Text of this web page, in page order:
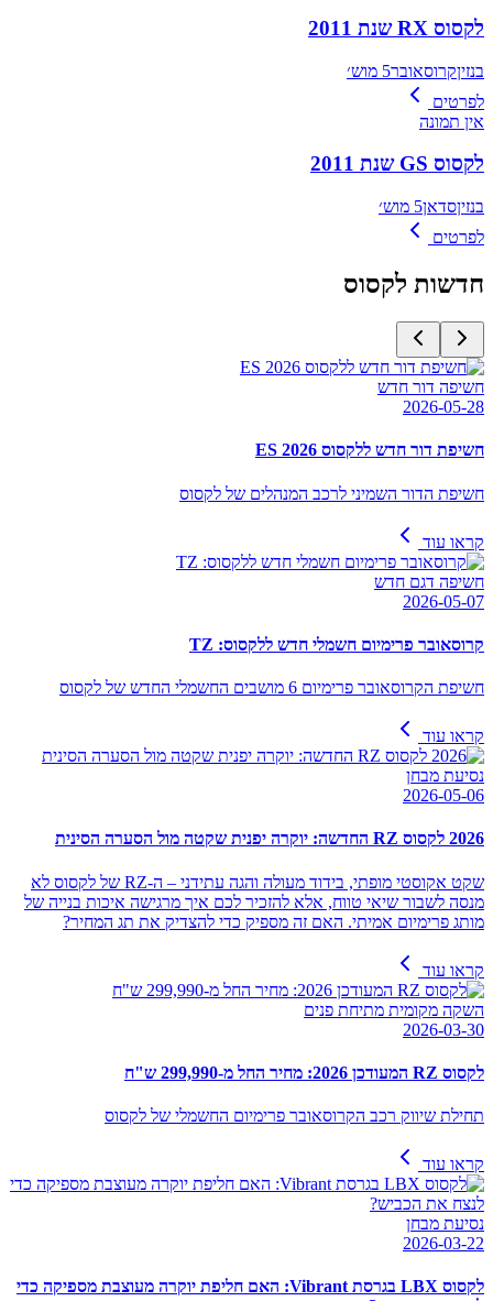
לקסוס RX שנת 2011
בנזיןקרוסאובר5 מוש׳
לפרטים
אין תמונה
לקסוס GS שנת 2011
בנזיןסדאן5 מוש׳
לפרטים
חדשות לקסוס
חשיפה דור חדש
2026-05-28
חשיפת דור חדש ללקסוס ES 2026
חשיפת הדור השמיני לרכב המנהלים של לקסוס
קראו עוד
חשיפה דגם חדש
2026-05-07
קרוסאובר פרימיום חשמלי חדש ללקסוס: TZ
חשיפת הקרוסאובר פרימיום 6 מושבים החשמלי החדש של לקסוס
קראו עוד
נסיעת מבחן
2026-05-06
2026 לקסוס RZ החדשה: יוקרה יפנית שקטה מול הסערה הסינית
שקט אקוסטי מופתי, בידוד מעולה והגה עתידני – ה-RZ של לקסוס לא
מנסה לשבור שיאי טווח, אלא להזכיר לכם איך מרגישה איכות בנייה של
מותג פרימיום אמיתי. האם זה מספיק כדי להצדיק את תג המחיר?
קראו עוד
השקה מקומית מתיחת פנים
2026-03-30
לקסוס RZ המעודכן 2026: מחיר החל מ-299,990 ש"ח
תחילת שיווק רכב הקרוסאובר פרימיום החשמלי של לקסוס
קראו עוד
נסיעת מבחן
2026-03-22
לקסוס LBX בגרסת Vibrant: האם חליפת יוקרה מעוצבת מספיקה כדי